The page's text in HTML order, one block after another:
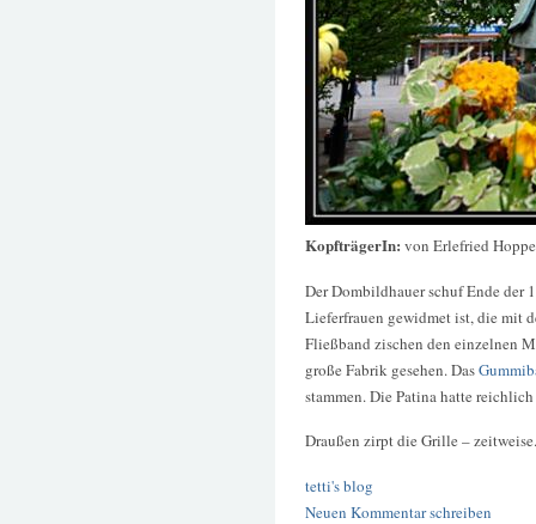
KopfträgerIn: von Erlefried Hoppe
Der Dombildhauer schuf Ende der
Lieferfrauen gewidmet ist, die mit
Fließband zischen den einzelnen
große Fabrik gesehen. Das
stammen. Die Patina hatte
Draußen zirpt die Grille – zeitweise.
tetti's blog
Neuen Kommentar schreiben